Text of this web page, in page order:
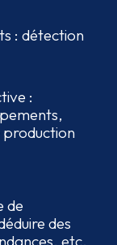
: détection
:
de
des
etc.